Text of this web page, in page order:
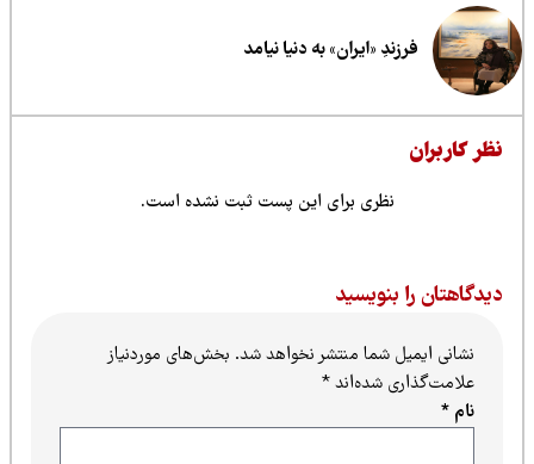
فرزندِ «ایران» به دنیا نیامد
کاربران
نظری برای این پست ثبت نشده است.
را بنویسید
نشانی ایمیل شما منتشر نخواهد شد.بخش‌های موردنیاز
علامت‌گذاری شده‌اند*